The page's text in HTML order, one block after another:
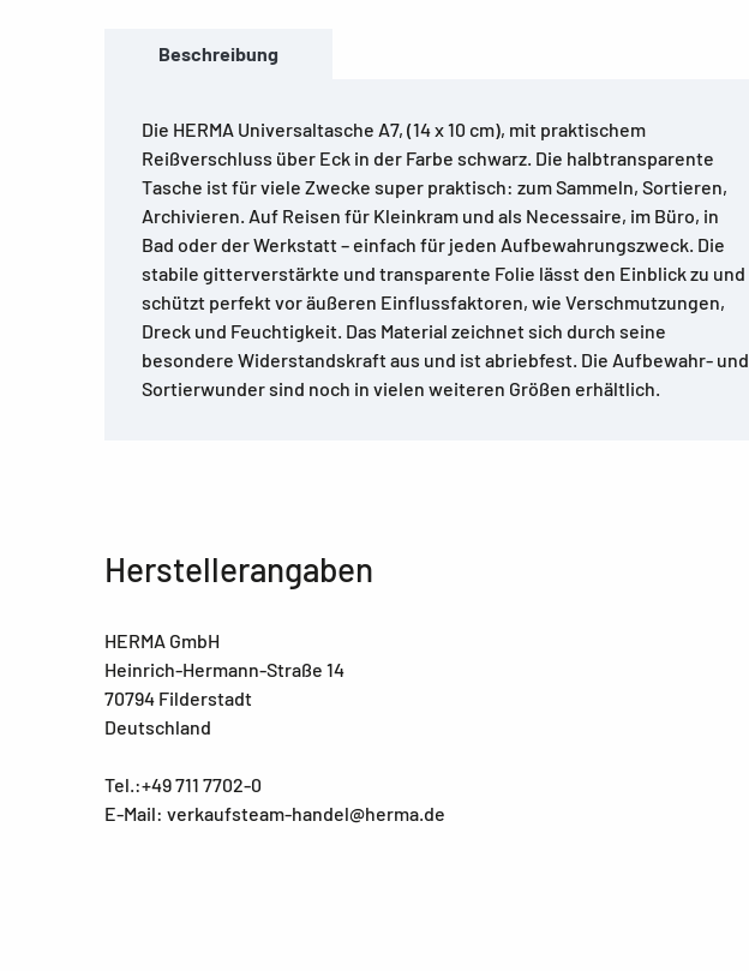
Beschreibung
Die HERMA Universaltasche A7, (14 x 10 cm), mit praktischem
Reißverschluss über Eck in der Farbe schwarz. Die halbtransparente
Tasche ist für viele Zwecke super praktisch: zum Sammeln, Sortieren,
Archivieren. Auf Reisen für Kleinkram und als Necessaire, im Büro, in
Bad oder der Werkstatt – einfach für jeden Aufbewahrungszweck. Die
stabile gitterverstärkte und transparente Folie lässt den Einblick zu und
schützt perfekt vor äußeren Einflussfaktoren, wie Verschmutzungen,
Dreck und Feuchtigkeit. Das Material zeichnet sich durch seine
besondere Widerstandskraft aus und ist abriebfest. Die Aufbewahr- und
Sortierwunder sind noch in vielen weiteren Größen erhältlich.
Herstellerangaben
HERMA GmbH
Heinrich-Hermann-Straße 14
70794 Filderstadt
Deutschland
Tel.:+49 711 7702-0
E-Mail: verkaufsteam-handel@herma.de